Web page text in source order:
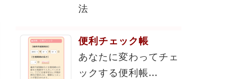
法
便利チェック帳
あなたに変わってチェ
ックする便利帳...